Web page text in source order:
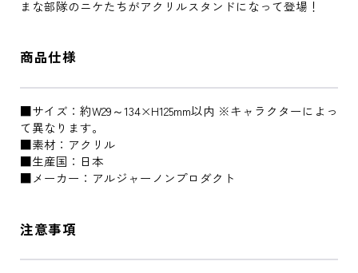
まな部隊のニケたちがアクリルスタンドになって登場！
商品仕様
■サイズ：約W29～134×H125mm以内 ※キャラクターによっ
て異なります。
■素材：アクリル
■生産国：日本
■メーカー：アルジャーノンプロダクト
注意事項